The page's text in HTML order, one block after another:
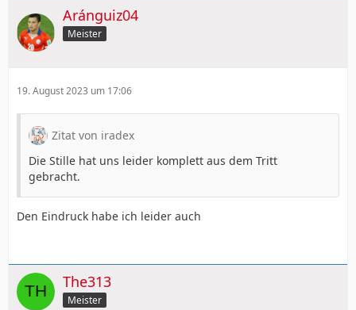
Aránguiz04
Meister
19. August 2023 um 17:06
Zitat von iradex
Die Stille hat uns leider komplett aus dem Tritt
gebracht.
Den Eindruck habe ich leider auch
The313
Meister